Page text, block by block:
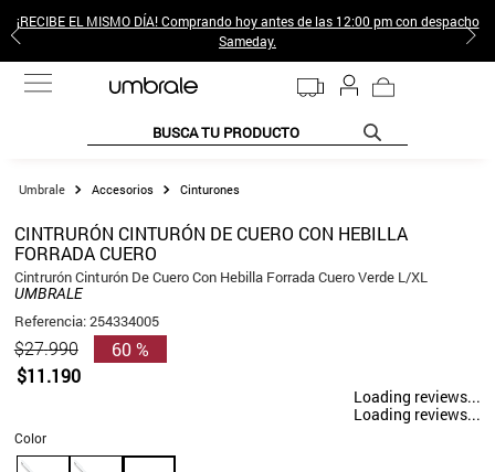
¡RECIBE EL MISMO DÍA! Comprando hoy antes de las 12:00 pm con despacho
Sameday.
BUSCA TU PRODUCTO
Accesorios Cinturones
CINTRURÓN CINTURÓN DE CUERO CON HEBILLA
FORRADA CUERO
Cintrurón Cinturón De Cuero Con Hebilla Forrada Cuero Verde L/XL
UMBRALE
Referencia:254334005
$27.990
$11.190
60 %
Loading reviews...
Loading reviews...
Color
TÉRMINOS MÁS BUSCADOS
2.
sweter
3.
4.
gamulan
5.
botas